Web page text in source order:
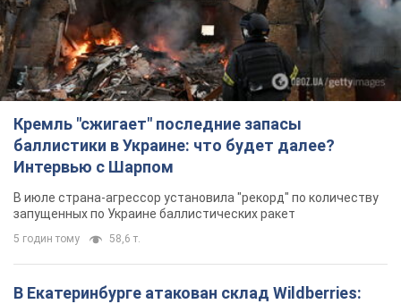
В июле страна-агрессор установила "рекорд" по количеству
запущенных по Украине баллистических ракет
5 годин тому 58,6 т.
В Екатеринбурге атакован склад Wildberries:
есть попадания, поднялся дым. Фото и видео
Россиянам не помогла даже работа ПВО
5 годин тому
"Замечательный отец": в сети рассказали о
мужчине, которого Россия убила ударом по
Броварам. Фото